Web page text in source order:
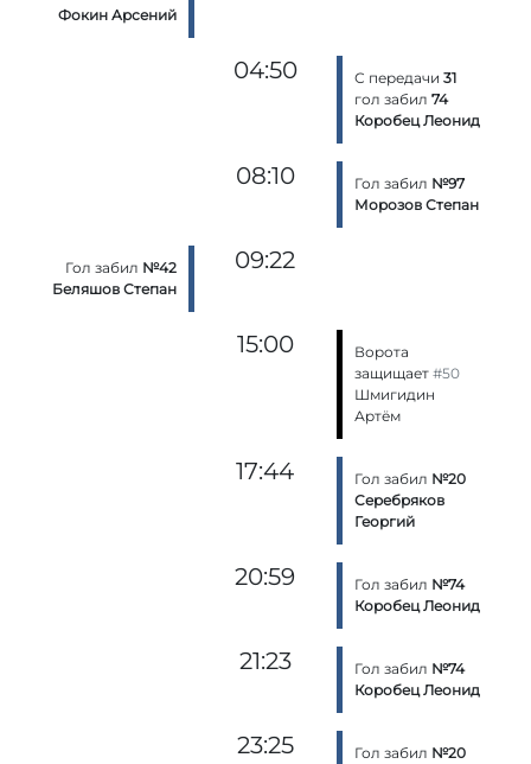
Фокин Арсений
04:50 С передачи 31
гол забил 74
Коробец Леонид
08:10 Гол забил №97
Морозов Степан
Гол забил №42
Беляшов Степан
09:22
15:00
Ворота
защищает #50
Шмигидин
Артём
17:44 Гол забил №20
Серебряков
Георгий
20:59 Гол забил №74
Коробец Леонид
21:23 Гол забил №74
Коробец Леонид
23:25 Гол забил №20